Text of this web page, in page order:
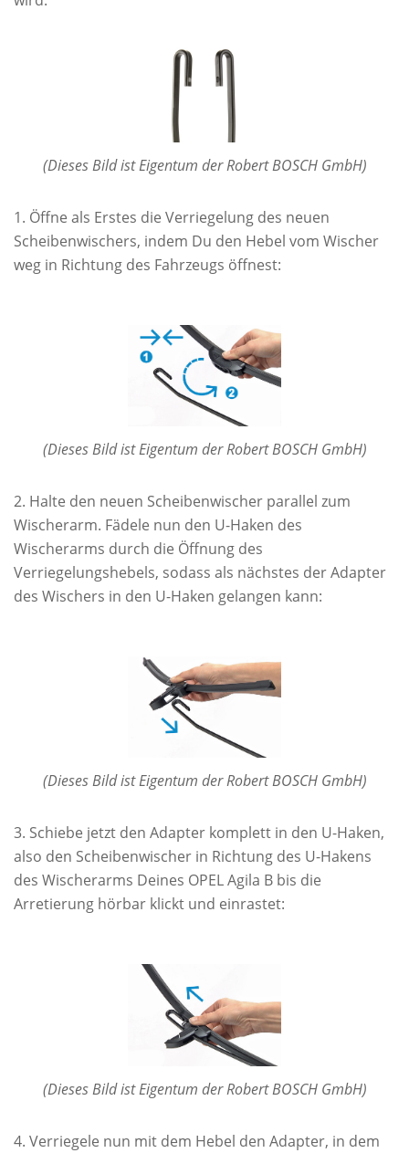
(Dieses Bild ist Eigentum der Robert BOSCH GmbH)
Öffne als Erstes die Verriegelung des neuen
Scheibenwischers, indem Du den Hebel vom Wischer
weg in Richtung des Fahrzeugs öffnest:
(Dieses Bild ist Eigentum der Robert BOSCH GmbH)
Halte den neuen Scheibenwischer parallel zum
Wischerarm. Fädele nun den U-Haken des
Wischerarms durch die Öffnung des
Verriegelungshebels, sodass als nächstes der Adapter
des Wischers in den U-Haken gelangen kann:
(Dieses Bild ist Eigentum der Robert BOSCH GmbH)
Schiebe jetzt den Adapter komplett in den U-Haken,
also den Scheibenwischer in Richtung des U-Hakens
des Wischerarms Deines OPEL Agila B bis die
Arretierung hörbar klickt und einrastet:
(Dieses Bild ist Eigentum der Robert BOSCH GmbH)
Verriegele nun mit dem Hebel den Adapter, in dem